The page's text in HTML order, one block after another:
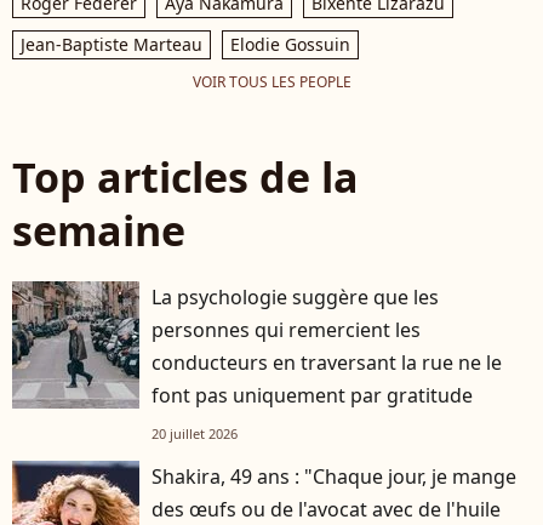
Jean-Baptiste Marteau
Elodie Gossuin
VOIR TOUS LES PEOPLE
Top articles de la
semaine
La psychologie suggère que les
personnes qui remercient les
conducteurs en traversant la rue ne le
font pas uniquement par gratitude
20 juillet 2026
Shakira, 49 ans : "Chaque jour, je mange
des œufs ou de l'avocat avec de l'huile